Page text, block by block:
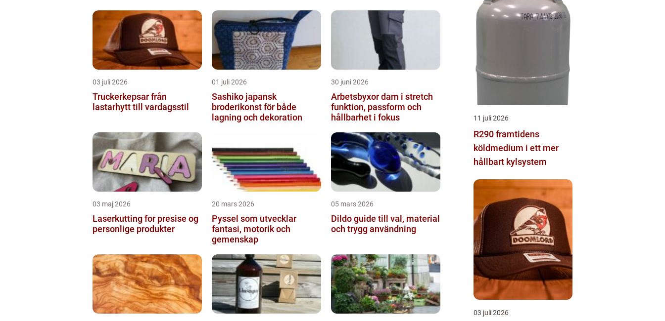
03 juli 2026
Truckerkepsar från
lastarhytt till vardagsstil
01 juli 2026
Sashiko japansk
broderikonst för både
lagning och dekoration
30 juni 2026
Arbetsbyxor dam i stretch
funktion, passform och
hållbarhet i fokus
03 maj 2026
Laserkutting for presise og
personlige produkter
20 mars 2026
Pyssel som utvecklar
fantasi, motorik och
gemenskap
05 mars 2026
Dildo guide till val, material
och trygg användning
11 juli 2026
R290 framtidens
köldmedium i ett mer
hållbart kylsystem
03 juli 2026